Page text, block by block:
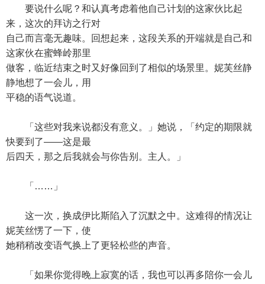
要说什么呢？和认真考虑着他自己计划的这家伙比起
来，这次的拜访之行对
自己而言毫无趣味。回想起来，这段关系的开端就是自己和
这家伙在蜜蜂岭那里
做客，临近结束之时又好像回到了相似的场景里。妮芙丝静
静地想了一会儿，用
平稳的语气说道。
「这些对我来说都没有意义。」她说，「约定的期限就
快要到了——这是最
后四天，那之后我就会与你告别。主人。」
「……」
这一次，换成伊比斯陷入了沉默之中。这难得的情况让
妮芙丝愣了一下，使
她稍稍改变语气换上了更轻松些的声音。
「如果你觉得晚上寂寞的话，我也可以再多陪你一会儿